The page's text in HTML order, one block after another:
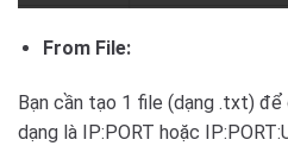
From File:
Bạn cần tạo 1 file (dạng .txt) để
dạng là IP:PORT hoặc